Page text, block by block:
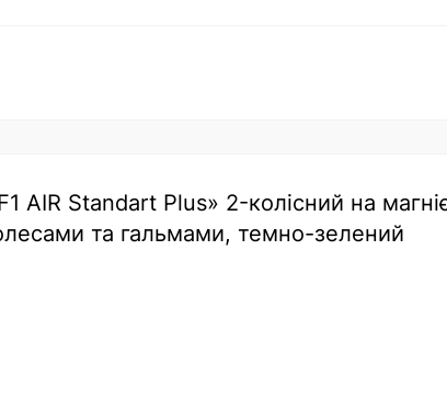
AIR Standart Plus» 2-колісний на
та гальмами, темно-зелений